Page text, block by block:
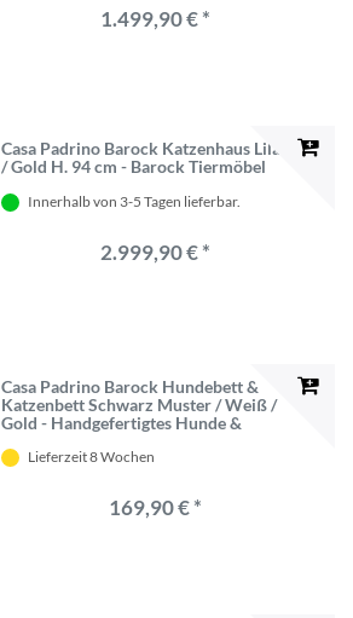
1.499,90 € *
Casa Padrino Barock Katzenhaus Lila
/ Gold H. 94 cm - Barock Tiermöbel
Innerhalb von 3-5 Tagen lieferbar.
2.999,90 € *
Casa Padrino Barock Hundebett &
Katzenbett Schwarz Muster / Weiß /
Gold - Handgefertigtes Hunde &
Hunde & Katzen Möbel - Barock
Lieferzeit 8 Wochen
169,90 € *